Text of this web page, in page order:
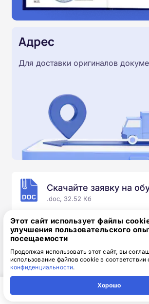
Адрес
Для доставки оригиналов
Скачайте заявку на
.doc, 32.52 Кб
Скачайте шаблон, заполните и
электронной почтеinfo@1-
Обязательно укажите контактный
Наш специалист свяжется с вами и
детали.
Этот сайт использует файлы
улучшения пользовательского
посещаемости
Продолжая использовать этот сайт, вы
использование файлов cookie в
конфиденциальности.
Хорошо